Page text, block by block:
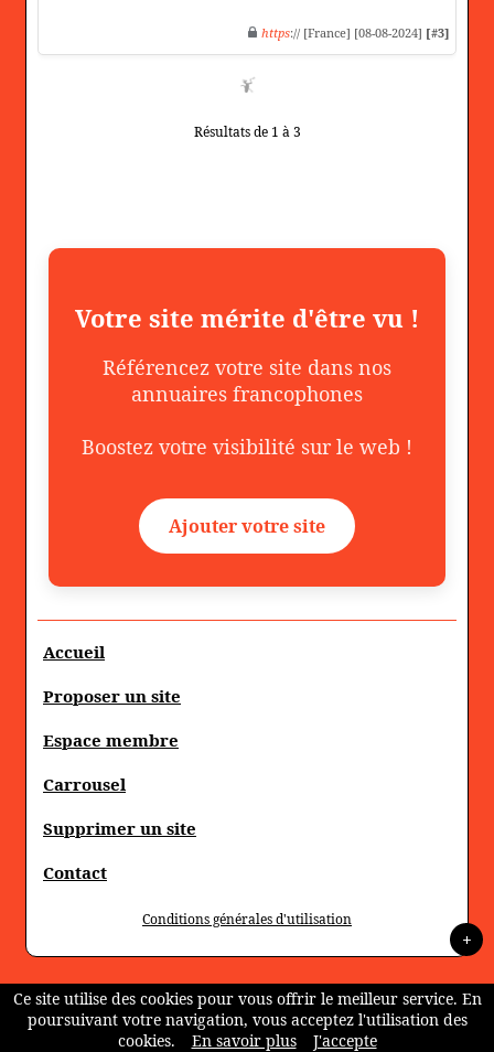
https:// [France] [08-08-2024] [#3]
Résultats de 1 à 3
Votre site mérite d'être vu !
Référencez votre site dans nos
annuaires francophones
Boostez votre visibilité sur le web !
Ajouter votre site
Accueil
Proposer un site
Espace membre
Carrousel
Supprimer un site
Contact
Conditions générales d'utilisation
+
Ce site utilise des cookies pour vous offrir le meilleur service. En
poursuivant votre navigation, vous acceptez l'utilisation des
cookies.
En savoir plus J'accepte